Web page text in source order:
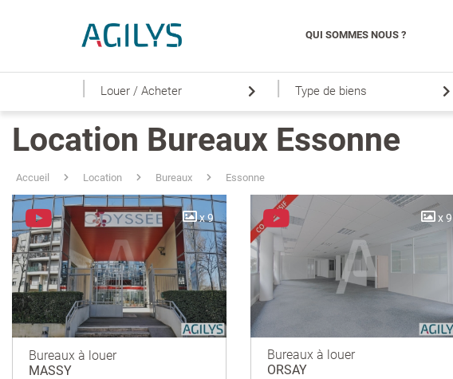
QUI SOMMES NOUS ?
| Louer / Acheter | Type de biens
Location Bureaux Essonne
Accueil Location Bureaux Essonne
x 9
Bureaux à louer
MASSY
x 9
Bureaux à louer
ORSAY